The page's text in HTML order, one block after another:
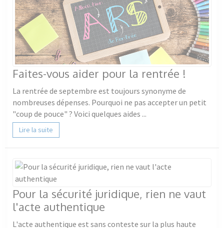
Faites-vous aider pour la rentrée !
La rentrée de septembre est toujours synonyme de
nombreuses dépenses. Pourquoi ne pas accepter un petit
"coup de pouce" ? Voici quelques aides ...
Lire la suite
Pour la sécurité juridique, rien ne vaut
l'acte authentique
L'acte authentique est sans conteste sur la plus haute